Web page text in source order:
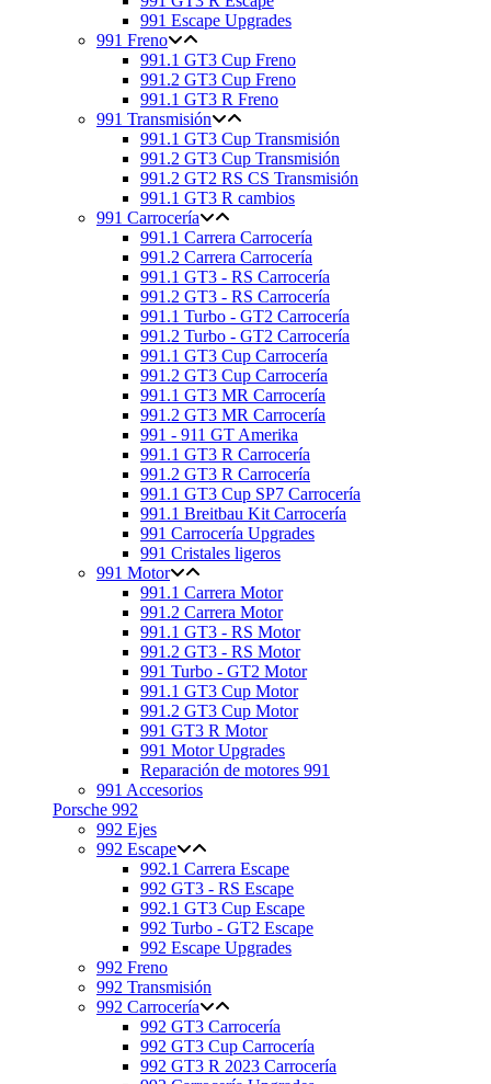
991 Escape Upgrades
991 Freno
991.1 GT3 Cup Freno
991.2 GT3 Cup Freno
991.1 GT3 R Freno
991 Transmisión
991.1 GT3 Cup Transmisión
991.2 GT3 Cup Transmisión
991.2 GT2 RS CS Transmisión
991.1 GT3 R cambios
991 Carrocería
991.1 Carrera Carrocería
991.2 Carrera Carrocería
991.1 GT3 - RS Carrocería
991.2 GT3 - RS Carrocería
991.1 Turbo - GT2 Carrocería
991.2 Turbo - GT2 Carrocería
991.1 GT3 Cup Carrocería
991.2 GT3 Cup Carrocería
991.1 GT3 MR Carrocería
991.2 GT3 MR Carrocería
991 - 911 GT Amerika
991.1 GT3 R Carrocería
991.2 GT3 R Carrocería
991.1 GT3 Cup SP7 Carrocería
991.1 Breitbau Kit Carrocería
991 Carrocería Upgrades
991 Cristales ligeros
991 Motor
991.1 Carrera Motor
991.2 Carrera Motor
991.1 GT3 - RS Motor
991.2 GT3 - RS Motor
991 Turbo - GT2 Motor
991.1 GT3 Cup Motor
991.2 GT3 Cup Motor
991 GT3 R Motor
991 Motor Upgrades
Reparación de motores 991
991 Accesorios
Porsche 992
992 Ejes
992 Escape
992.1 Carrera Escape
992 GT3 - RS Escape
992.1 GT3 Cup Escape
992 Turbo - GT2 Escape
992 Escape Upgrades
992 Freno
992 Transmisión
992 Carrocería
992 GT3 Carrocería
992 GT3 Cup Carrocería
992 GT3 R 2023 Carrocería